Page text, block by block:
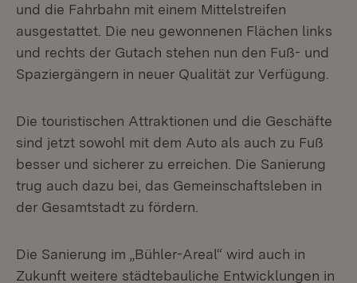
und die Fahrbahn mit einem Mittelstreifen
ausgestattet. Die neu gewonnenen Flächen links
und rechts der Gutach stehen nun den Fuß- und
Spaziergängern in neuer Qualität zur Verfügung.
Die touristischen Attraktionen und die Geschäfte
sind jetzt sowohl mit dem Auto als auch zu Fuß
besser und sicherer zu erreichen. Die Sanierung
trug auch dazu bei, das Gemeinschaftsleben in
der Gesamtstadt zu fördern.
Die Sanierung im „Bühler-Areal“ wird auch in
Zukunft weitere städtebauliche Entwicklungen in